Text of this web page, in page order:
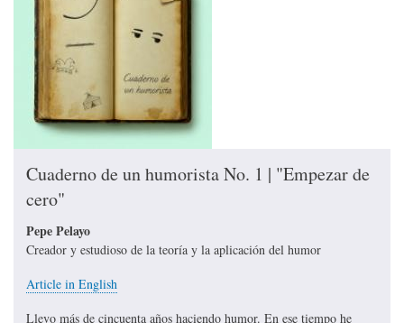
Cuaderno de un humorista No. 1 | "Empezar de
cero"
Pepe Pelayo
Creador y estudioso de la teoría y la aplicación del humor
Article in English
Llevo más de cincuenta años haciendo humor. En ese tiempo he